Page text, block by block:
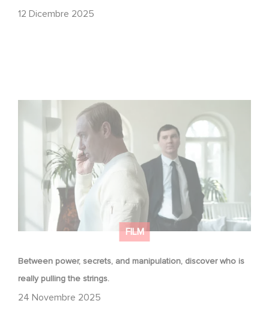
12 Dicembre 2025
FILM
Between power, secrets, and manipulation, discover who is
really pulling the strings.
24 Novembre 2025
Between power, secrets, and manipulation, discover
who is really pulling the strings.